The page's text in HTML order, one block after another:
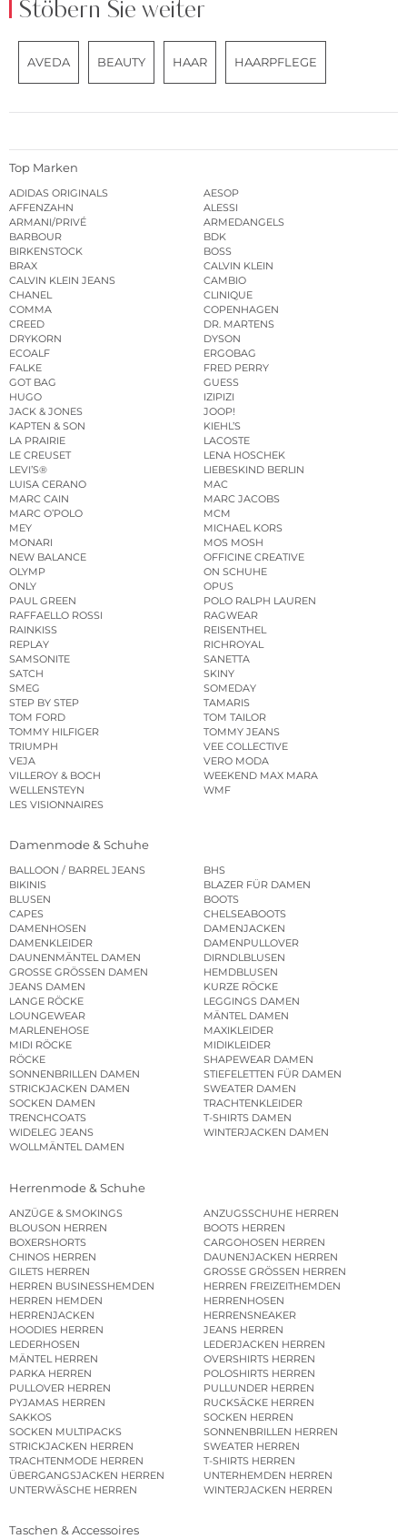
Stöbern Sie weiter
AVEDA BEAUTY HAAR HAARPFLEGE
Top Marken
ADIDAS ORIGINALS
AESOP
AFFENZAHN
ALESSI
ARMANI/PRIVÉ
ARMEDANGELS
BARBOUR
BDK
BIRKENSTOCK
BOSS
BRAX
CALVIN KLEIN
CALVIN KLEIN JEANS
CAMBIO
CHANEL
CLINIQUE
COMMA
COPENHAGEN
CREED
DR. MARTENS
DRYKORN
DYSON
ECOALF
ERGOBAG
FALKE
FRED PERRY
GOT BAG
GUESS
HUGO
IZIPIZI
JACK & JONES
JOOP!
KAPTEN & SON
KIEHL’S
LA PRAIRIE
LACOSTE
LE CREUSET
LENA HOSCHEK
LEVI’S®
LIEBESKIND BERLIN
LUISA CERANO
MAC
MARC CAIN
MARC JACOBS
MARC O’POLO
MCM
MEY
MICHAEL KORS
MONARI
MOS MOSH
NEW BALANCE
OFFICINE CREATIVE
OLYMP
ON SCHUHE
ONLY
OPUS
PAUL GREEN
POLO RALPH LAUREN
RAFFAELLO ROSSI
RAGWEAR
RAINKISS
REISENTHEL
REPLAY
RICHROYAL
SAMSONITE
SANETTA
SATCH
SKINY
SMEG
SOMEDAY
STEP BY STEP
TAMARIS
TOM FORD
TOM TAILOR
TOMMY HILFIGER
TOMMY JEANS
TRIUMPH
VEE COLLECTIVE
VEJA
VERO MODA
VILLEROY & BOCH
WEEKEND MAX MARA
WELLENSTEYN
WMF
LES VISIONNAIRES
Damenmode & Schuhe
BALLOON / BARREL JEANS
BHS
BIKINIS
BLAZER FÜR DAMEN
BLUSEN
BOOTS
CAPES
CHELSEABOOTS
DAMENHOSEN
DAMENJACKEN
DAMENKLEIDER
DAMENPULLOVER
DAUNENMÄNTEL DAMEN
DIRNDLBLUSEN
GROSSE GRÖSSEN DAMEN
HEMDBLUSEN
JEANS DAMEN
KURZE RÖCKE
LANGE RÖCKE
LEGGINGS DAMEN
LOUNGEWEAR
MÄNTEL DAMEN
MARLENEHOSE
MAXIKLEIDER
MIDI RÖCKE
MIDIKLEIDER
RÖCKE
SHAPEWEAR DAMEN
SONNENBRILLEN DAMEN
STIEFELETTEN FÜR DAMEN
STRICKJACKEN DAMEN
SWEATER DAMEN
SOCKEN DAMEN
TRACHTENKLEIDER
TRENCHCOATS
T-SHIRTS DAMEN
WIDELEG JEANS
WINTERJACKEN DAMEN
WOLLMÄNTEL DAMEN
Herrenmode & Schuhe
ANZÜGE & SMOKINGS
ANZUGSSCHUHE HERREN
BLOUSON HERREN
BOOTS HERREN
BOXERSHORTS
CARGOHOSEN HERREN
CHINOS HERREN
DAUNENJACKEN HERREN
GILETS HERREN
GROSSE GRÖSSEN HERREN
HERREN BUSINESSHEMDEN
HERREN FREIZEITHEMDEN
HERREN HEMDEN
HERRENHOSEN
HERRENJACKEN
HERRENSNEAKER
HOODIES HERREN
JEANS HERREN
LEDERHOSEN
LEDERJACKEN HERREN
MÄNTEL HERREN
OVERSHIRTS HERREN
PARKA HERREN
POLOSHIRTS HERREN
PULLOVER HERREN
PULLUNDER HERREN
PYJAMAS HERREN
RUCKSÄCKE HERREN
SAKKOS
SOCKEN HERREN
SOCKEN MULTIPACKS
SONNENBRILLEN HERREN
STRICKJACKEN HERREN
SWEATER HERREN
TRACHTENMODE HERREN
T-SHIRTS HERREN
ÜBERGANGSJACKEN HERREN
UNTERHEMDEN HERREN
UNTERWÄSCHE HERREN
WINTERJACKEN HERREN
Taschen & Accessoires